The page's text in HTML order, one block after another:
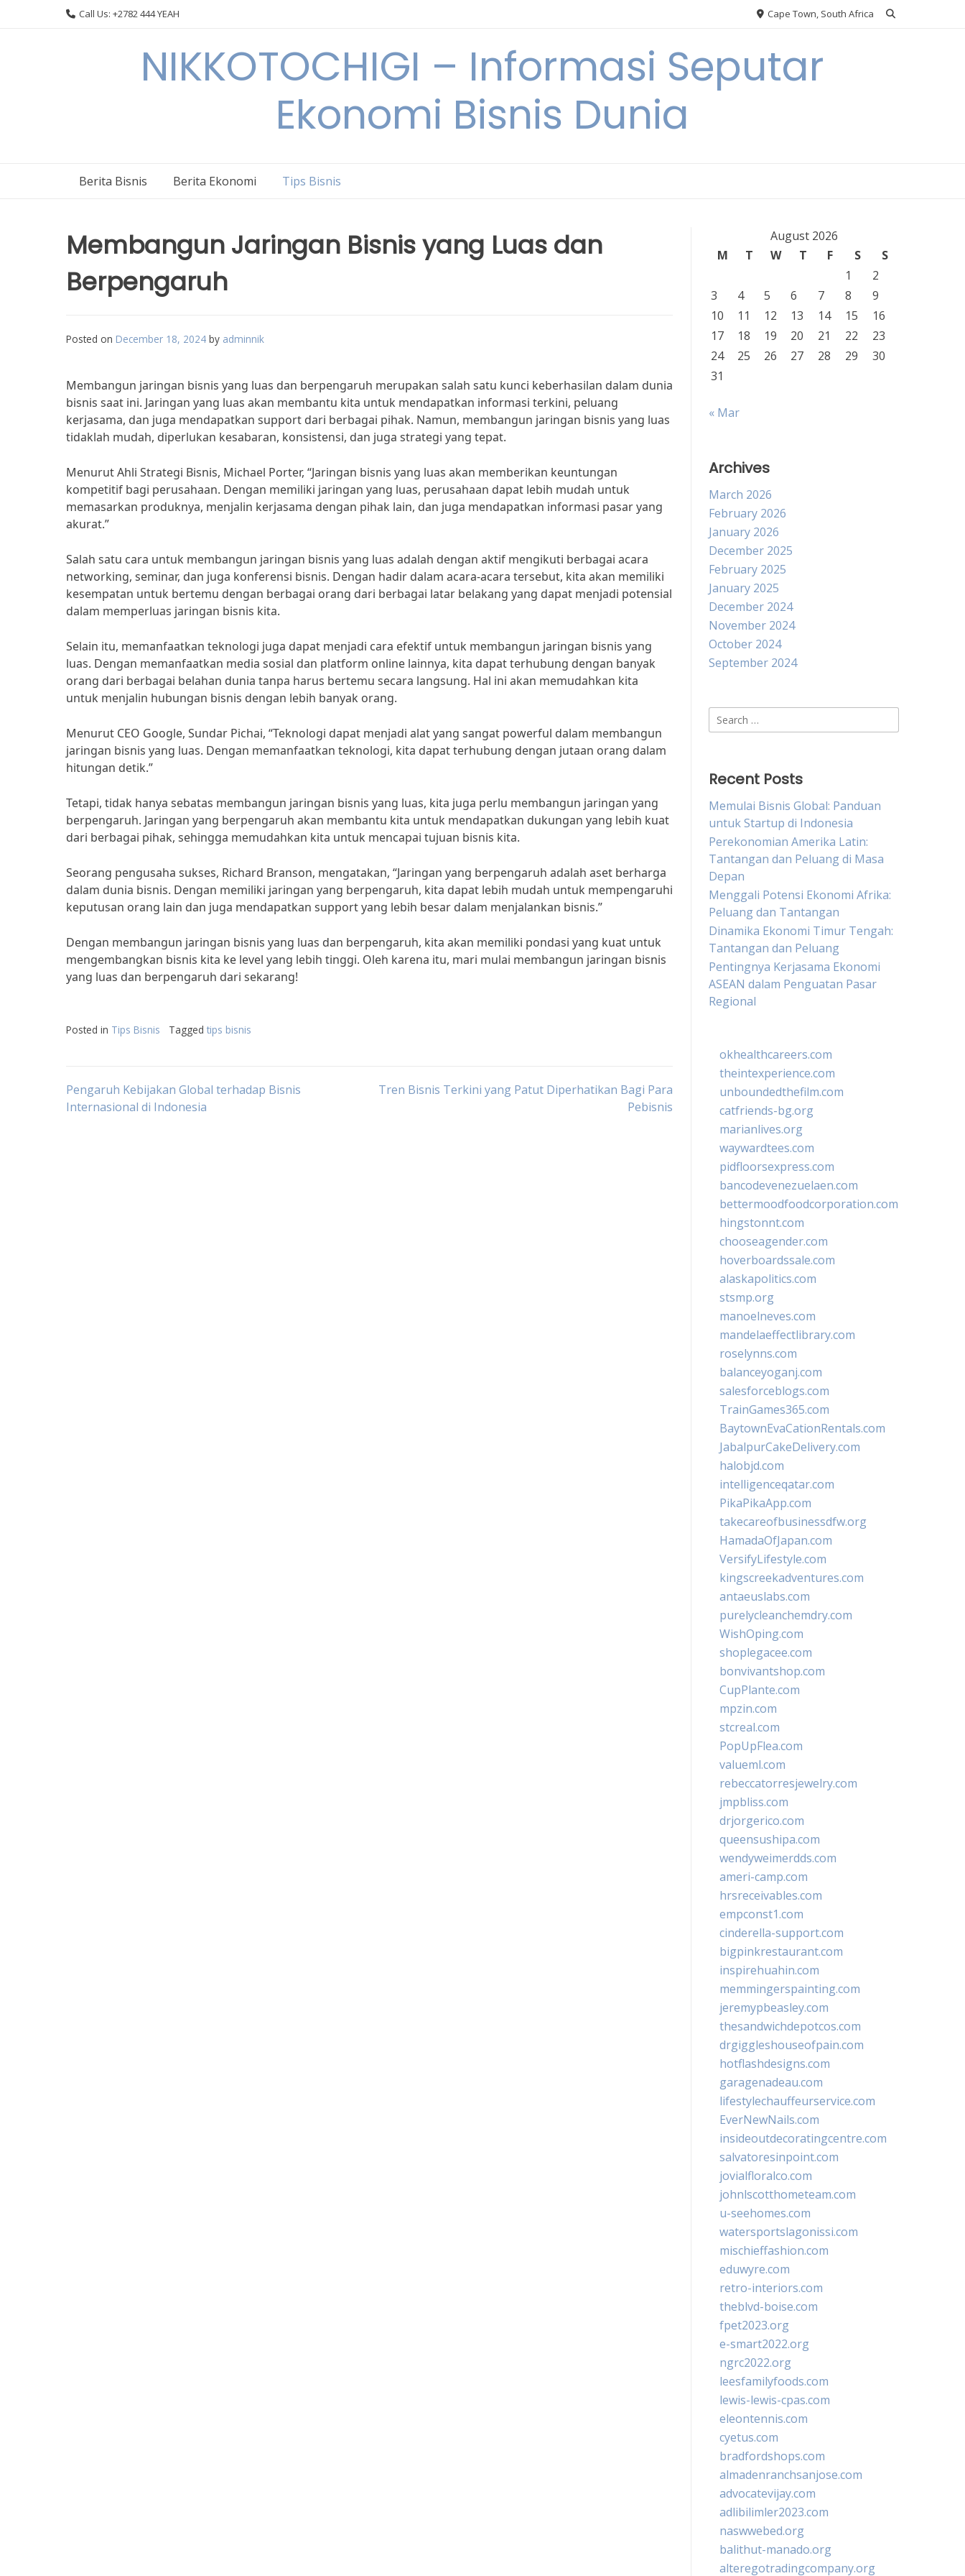
Call Us: +2782 444 YEAH Cape Town, South Africa
NIKKOTOCHIGI – Informasi Seputar
Ekonomi Bisnis Dunia
Berita Bisnis Berita Ekonomi Tips Bisnis
Membangun Jaringan Bisnis yang Luas dan
Berpengaruh
Posted on December 18, 2024 by adminnik
Membangun jaringan bisnis yang luas dan berpengaruh merupakan salah satu kunci keberhasilan dalam dunia
bisnis saat ini. Jaringan yang luas akan membantu kita untuk mendapatkan informasi terkini, peluang
kerjasama, dan juga mendapatkan support dari berbagai pihak. Namun, membangun jaringan bisnis yang luas
tidaklah mudah, diperlukan kesabaran, konsistensi, dan juga strategi yang tepat.
Menurut Ahli Strategi Bisnis, Michael Porter, “Jaringan bisnis yang luas akan memberikan keuntungan
kompetitif bagi perusahaan. Dengan memiliki jaringan yang luas, perusahaan dapat lebih mudah untuk
memasarkan produknya, menjalin kerjasama dengan pihak lain, dan juga mendapatkan informasi pasar yang
akurat.”
Salah satu cara untuk membangun jaringan bisnis yang luas adalah dengan aktif mengikuti berbagai acara
networking, seminar, dan juga konferensi bisnis. Dengan hadir dalam acara-acara tersebut, kita akan memiliki
kesempatan untuk bertemu dengan berbagai orang dari berbagai latar belakang yang dapat menjadi potensial
dalam memperluas jaringan bisnis kita.
Selain itu, memanfaatkan teknologi juga dapat menjadi cara efektif untuk membangun jaringan bisnis yang
luas. Dengan memanfaatkan media sosial dan platform online lainnya, kita dapat terhubung dengan banyak
orang dari berbagai belahan dunia tanpa harus bertemu secara langsung. Hal ini akan memudahkan kita
untuk menjalin hubungan bisnis dengan lebih banyak orang.
Menurut CEO Google, Sundar Pichai, “Teknologi dapat menjadi alat yang sangat powerful dalam membangun
jaringan bisnis yang luas. Dengan memanfaatkan teknologi, kita dapat terhubung dengan jutaan orang dalam
hitungan detik.”
Tetapi, tidak hanya sebatas membangun jaringan bisnis yang luas, kita juga perlu membangun jaringan yang
berpengaruh. Jaringan yang berpengaruh akan membantu kita untuk mendapatkan dukungan yang lebih kuat
dari berbagai pihak, sehingga memudahkan kita untuk mencapai tujuan bisnis kita.
Seorang pengusaha sukses, Richard Branson, mengatakan, “Jaringan yang berpengaruh adalah aset berharga
dalam dunia bisnis. Dengan memiliki jaringan yang berpengaruh, kita dapat lebih mudah untuk mempengaruhi
keputusan orang lain dan juga mendapatkan support yang lebih besar dalam menjalankan bisnis.”
Dengan membangun jaringan bisnis yang luas dan berpengaruh, kita akan memiliki pondasi yang kuat untuk
mengembangkan bisnis kita ke level yang lebih tinggi. Oleh karena itu, mari mulai membangun jaringan bisnis
yang luas dan berpengaruh dari sekarang!
Posted in Tips Bisnis Tagged tips bisnis
Post
Pengaruh Kebijakan Global terhadap Bisnis
Internasional di Indonesia
Tren Bisnis Terkini yang Patut Diperhatikan Bagi Para
Pebisnis
August 2026
M
T W T F S
S
1
2
3
4 5 6 7 8
9
10
11 12 13 14 15
16
17
18 19 20 21 22
23
24
25 26 27 28 29
30
31
« Mar
Archives
March 2026
February 2026
January 2026
December 2025
February 2025
January 2025
December 2024
November 2024
October 2024
September 2024
Search
for:
Recent Posts
Memulai Bisnis Global: Panduan
untuk Startup di Indonesia
Perekonomian Amerika Latin:
Tantangan dan Peluang di Masa
Depan
Menggali Potensi Ekonomi Afrika:
Peluang dan Tantangan
Dinamika Ekonomi Timur Tengah:
Tantangan dan Peluang
Pentingnya Kerjasama Ekonomi
ASEAN dalam Penguatan Pasar
Regional
okhealthcareers.com
theintexperience.com
unboundedthefilm.com
catfriends-bg.org
marianlives.org
waywardtees.com
pidfloorsexpress.com
bancodevenezuelaen.com
bettermoodfoodcorporation.com
hingstonnt.com
chooseagender.com
hoverboardssale.com
alaskapolitics.com
stsmp.org
manoelneves.com
mandelaeffectlibrary.com
roselynns.com
balanceyoganj.com
salesforceblogs.com
TrainGames365.com
BaytownEvaCationRentals.com
JabalpurCakeDelivery.com
halobjd.com
intelligenceqatar.com
PikaPikaApp.com
takecareofbusinessdfw.org
HamadaOfJapan.com
VersifyLifestyle.com
kingscreekadventures.com
antaeuslabs.com
purelycleanchemdry.com
WishOping.com
shoplegacee.com
bonvivantshop.com
CupPlante.com
mpzin.com
stcreal.com
PopUpFlea.com
valueml.com
rebeccatorresjewelry.com
jmpbliss.com
drjorgerico.com
queensushipa.com
wendyweimerdds.com
ameri-camp.com
hrsreceivables.com
empconst1.com
cinderella-support.com
bigpinkrestaurant.com
inspirehuahin.com
memmingerspainting.com
jeremypbeasley.com
thesandwichdepotcos.com
drgiggleshouseofpain.com
hotflashdesigns.com
garagenadeau.com
lifestylechauffeurservice.com
EverNewNails.com
insideoutdecoratingcentre.com
salvatoresinpoint.com
jovialfloralco.com
johnlscotthometeam.com
u-seehomes.com
watersportslagonissi.com
mischieffashion.com
eduwyre.com
retro-interiors.com
theblvd-boise.com
fpet2023.org
e-smart2022.org
ngrc2022.org
leesfamilyfoods.com
lewis-lewis-cpas.com
eleontennis.com
cyetus.com
bradfordshops.com
almadenranchsanjose.com
advocatevijay.com
adlibilimler2023.com
naswwebed.org
balithut-manado.org
alteregotradingcompany.org